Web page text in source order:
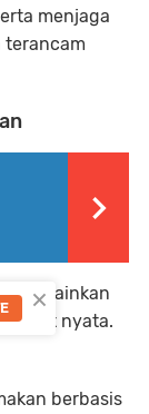
menjaga
terancam
melainkan
nyata.
berbasis
×